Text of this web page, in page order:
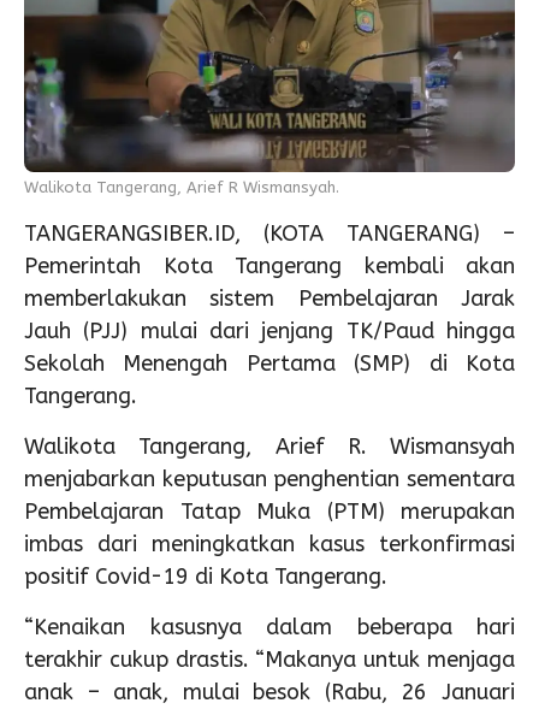
Walikota Tangerang, Arief R Wismansyah.
TANGERANGSIBER.ID, (KOTA TANGERANG) –
Pemerintah Kota Tangerang kembali akan
memberlakukan sistem Pembelajaran Jarak
Jauh (PJJ) mulai dari jenjang TK/Paud hingga
Sekolah Menengah Pertama (SMP) di Kota
Tangerang.
Walikota Tangerang, Arief R. Wismansyah
menjabarkan keputusan penghentian sementara
Pembelajaran Tatap Muka (PTM) merupakan
imbas dari meningkatkan kasus terkonfirmasi
positif Covid-19 di Kota Tangerang.
“Kenaikan kasusnya dalam beberapa hari
terakhir cukup drastis. “Makanya untuk menjaga
anak – anak, mulai besok (Rabu, 26 Januari